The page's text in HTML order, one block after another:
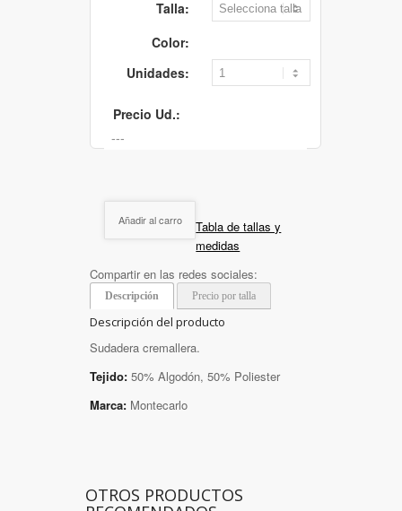
Talla:
Color:
Unidades:
Precio Ud.:
Añadir al carro
Tabla de tallas y
medidas
Compartir en las redes sociales:
Descripción Precio por talla
Descripción del producto
Sudadera cremallera.
Tejido: 50% Algodón, 50% Poliester
Marca: Montecarlo
OTROS PRODUCTOS